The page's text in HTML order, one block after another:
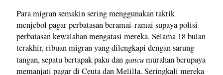
Para migran semakin sering menggunakan taktik
menjebol pagar perbatasan beramai-ramai supaya polisi
perbatasan kewalahan mengatasi mereka. Selama 18 bulan
terakhir, ribuan migran yang dilengkapi dengan sarung
tangan, sepatu bertapak paku dan gancumurahan berupaya
memanjati pagar di Ceuta dan Melilla. Seringkali mereka